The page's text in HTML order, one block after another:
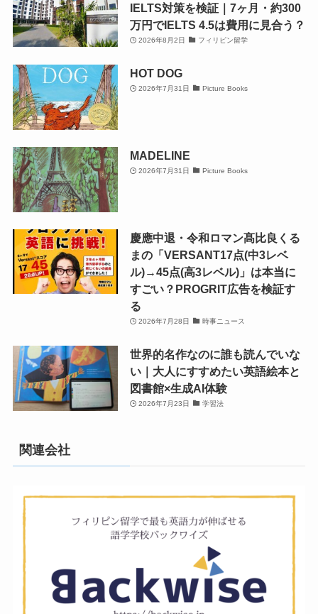
IELTS対策を検証｜7ヶ月・約300
万円でIELTS 4.5は費用に見合う？
2026年8月2日 フィリピン留学
HOT DOG
2026年7月31日 Picture Books
MADELINE
2026年7月31日 Picture Books
慶應中退・令和ロマン髙比良くる
まの「VERSANT17点(中3レベ
ル)→45点(高3レベル)」は本当に
すごい？PROGRIT広告を検証す
る
2026年7月28日 時事ニュース
世界的名作なのに誰も読んでいな
い｜大人にすすめたい英語絵本と
図書館×生成AI体験
2026年7月23日 学習法
関連会社